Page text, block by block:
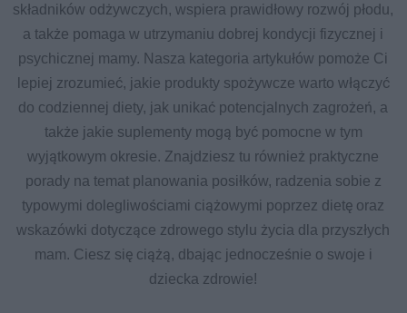
składników odżywczych, wspiera prawidłowy rozwój płodu,
a także pomaga w utrzymaniu dobrej kondycji fizycznej i
psychicznej mamy. Nasza kategoria artykułów pomoże Ci
lepiej zrozumieć, jakie produkty spożywcze warto włączyć
do codziennej diety, jak unikać potencjalnych zagrożeń, a
także jakie suplementy mogą być pomocne w tym
wyjątkowym okresie. Znajdziesz tu również praktyczne
porady na temat planowania posiłków, radzenia sobie z
typowymi dolegliwościami ciążowymi poprzez dietę oraz
wskazówki dotyczące zdrowego stylu życia dla przyszłych
mam. Ciesz się ciążą, dbając jednocześnie o swoje i
dziecka zdrowie!